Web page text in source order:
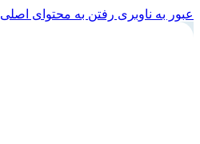
عبور به ناوبری رفتن به محتوای اصلی